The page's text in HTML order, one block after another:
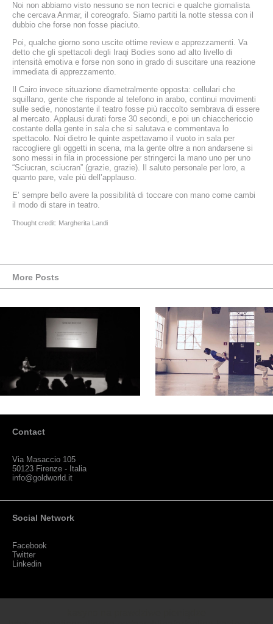
Noi non abbiamo visto nessuno se non tecnici e qualche giornalista
che cercava Anmar, il coreografo. Siamo partiti la notte stessa con il
dubbio che forse non fosse piaciuto.
Poi, qualche giorno sono uscite ottime review e apprezzamenti. Va
detto che gli spettacoli degli Iraqi Bodies sono ad alto livello di
intensità emotiva e forse non sono in grado di suscitare una reazione
immediata di apprezzamento.
Il Cairo invece situazione diametralmente opposta: cellulari che
squillano, gente che risponde al telefono in arabo, continui movimenti
sulle sedie, nonostante il teatro fosse più raccolto sembrava di essere
al mercato. Applausi durati forse 30 secondi, e poi un chiacchericcio
costante della gente in sala che si salutava e commentava lo
spettacolo. Noi dietro le quinte aspettavamo il vuoto in sala per
raccogliere gli oggetti in scena, ma la gente oltre a non andarsene si
sono messi in fila in processione per stringerci la mano uno per uno
“Sciucran, sciucran” (grazie, grazie). Il saluto personale per loro, a
quanto pare, vale più dell’applauso.
E’ sempre bello avere la possibilità di toccare con mano come cambi
il modo di stare in teatro.
Thought credit: Margherita Landi
More Posts
Contact
Via Masaccio 105
50123 Firenze - Italia
info@goldworld.it
Social Network
Facebook
Twitter
Linkedin